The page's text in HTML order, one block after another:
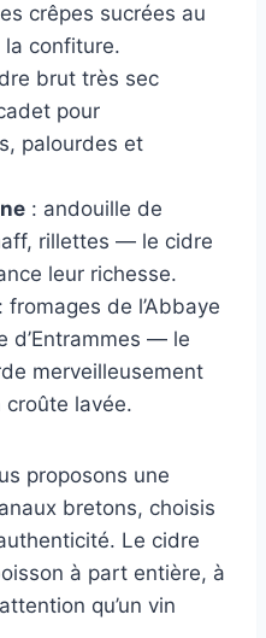
crêpes sucrées au
la confiture.
brut très sec
pour
palourdes et
: andouille de
rillettes — le cidre
leur richesse.
: fromages de l’Abbaye
d’Entrammes — le
merveilleusement
croûte lavée.
proposons une
bretons, choisis
Le cidre
à part entière, à
qu’un vin